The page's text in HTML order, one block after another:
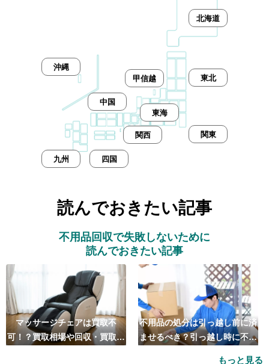
北海道
東北
甲信越
東海
関東
関西
中国
四国
九州
沖縄
読んでおきたい記事
不用品回収で失敗しないために
読んでおきたい記事
マッサージチェアは買取不
可！？買取相場や回収・買取の
不用品の処分は引っ越し前に済
ませるべき？引っ越し時に不用
もっと見る